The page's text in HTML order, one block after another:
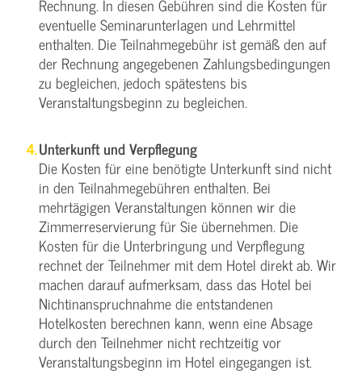
Rechnung. In diesen Gebühren sind die Kosten für
eventuelle Seminarunterlagen und Lehrmittel
enthalten. Die Teilnahmegebühr ist gemäß den auf
der Rechnung angegebenen Zahlungsbedingungen
zu begleichen, jedoch spätestens bis
Veranstaltungsbeginn zu begleichen.
Unterkunft und Verpflegung
Die Kosten für eine benötigte Unterkunft sind nicht
in den Teilnahmegebühren enthalten. Bei
mehrtägigen Veranstaltungen können wir die
Zimmerreservierung für Sie übernehmen. Die
Kosten für die Unterbringung und Verpflegung
rechnet der Teilnehmer mit dem Hotel direkt ab. Wir
machen darauf aufmerksam, dass das Hotel bei
Nichtinanspruchnahme die entstandenen
Hotelkosten berechnen kann, wenn eine Absage
durch den Teilnehmer nicht rechtzeitig vor
Veranstaltungsbeginn im Hotel eingegangen ist.